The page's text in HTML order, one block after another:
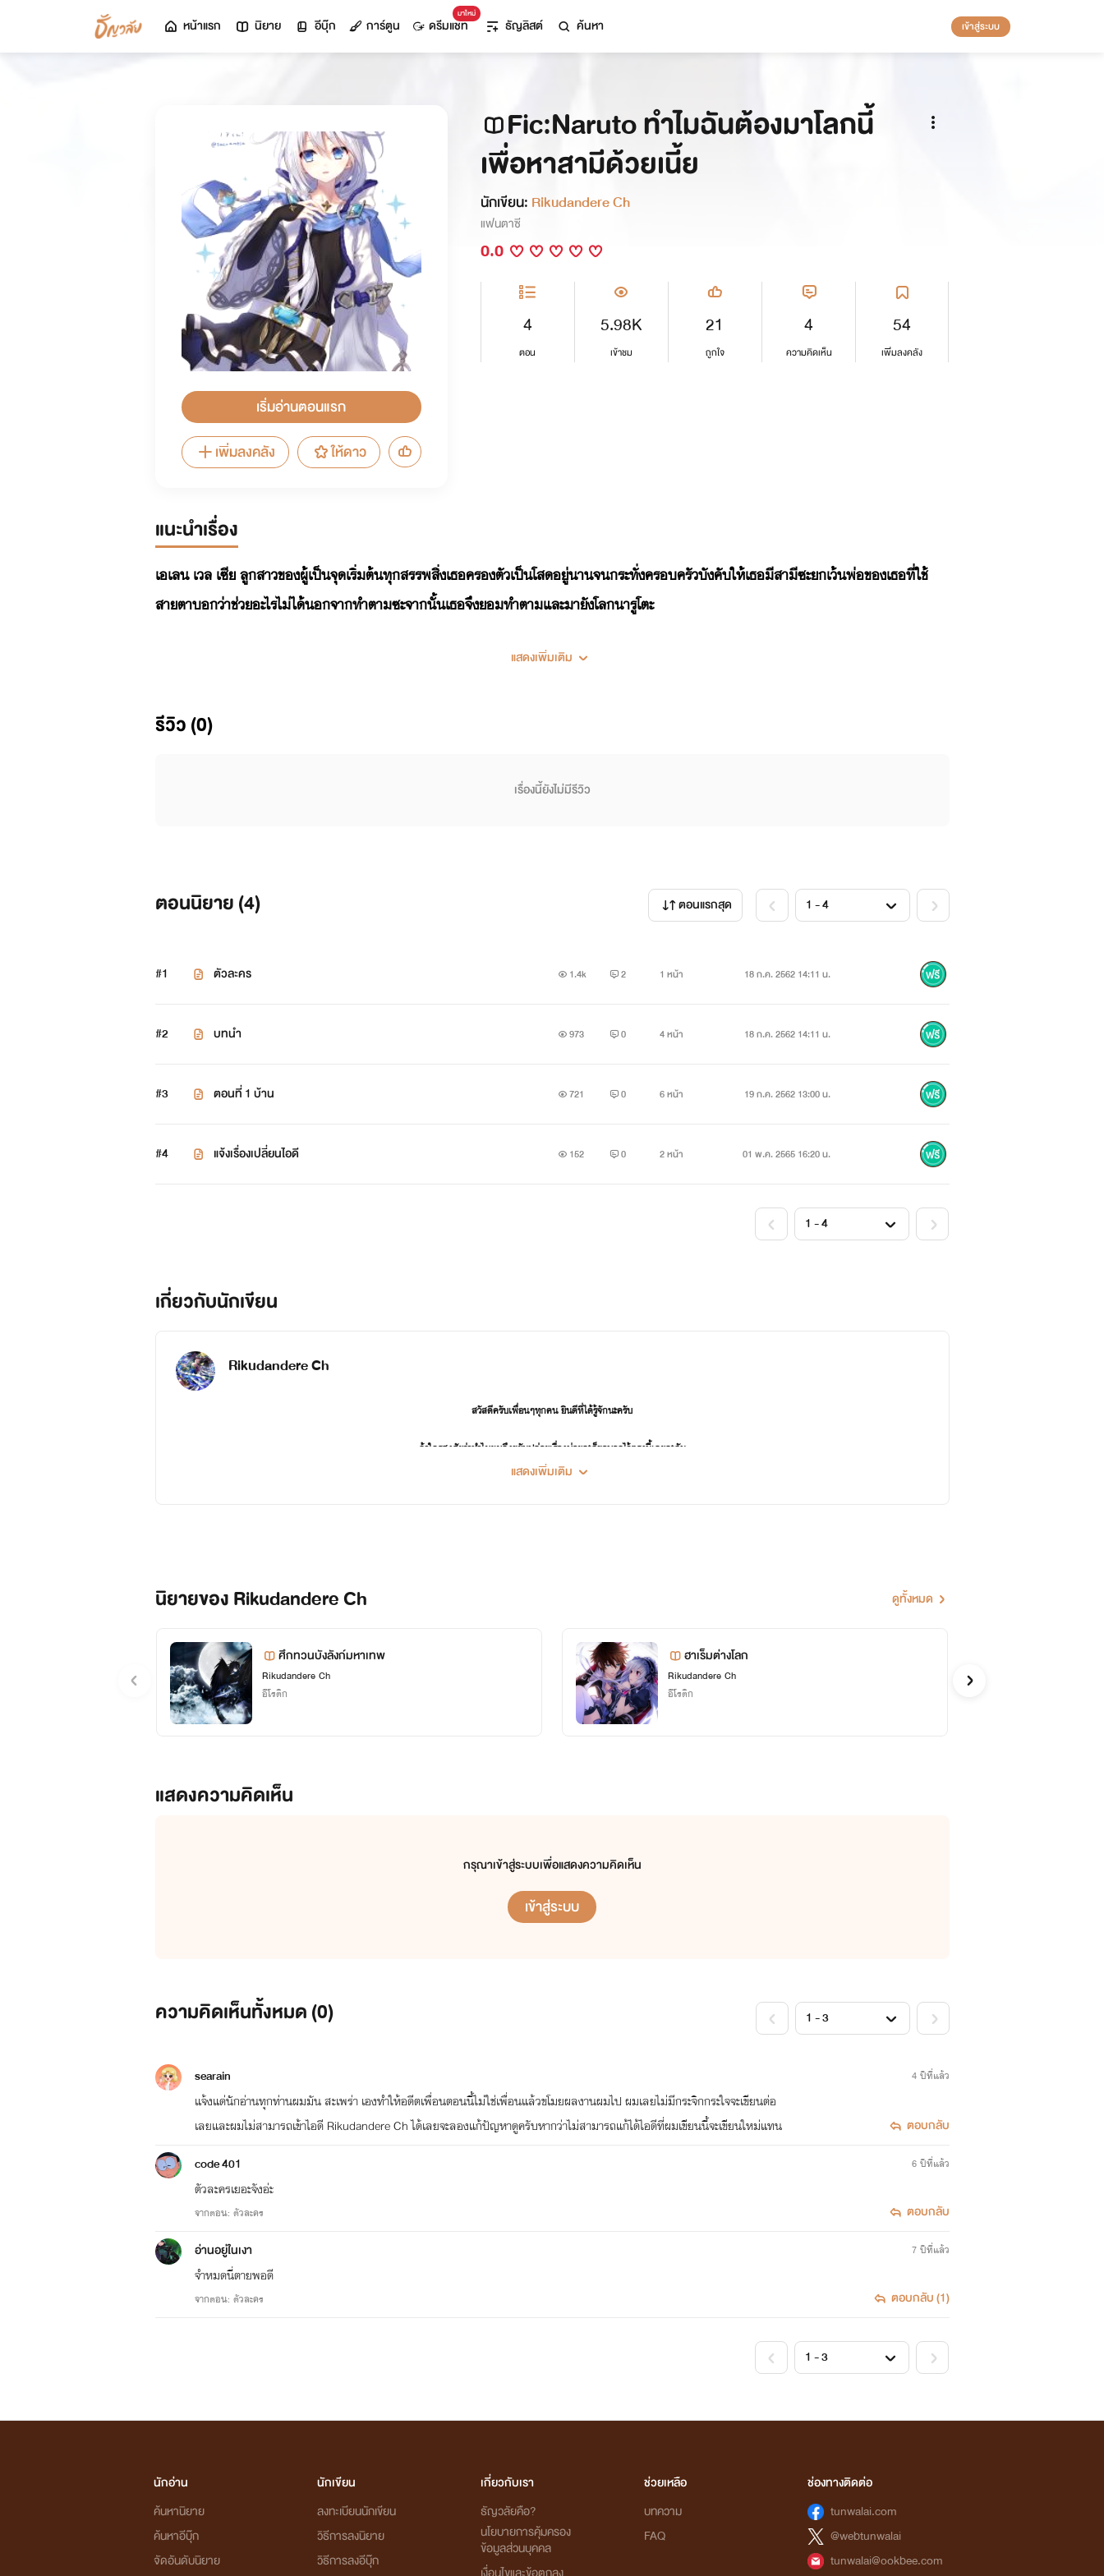
หน้าแรก นิยาย อีบุ๊ก การ์ตูน
มาใหม่
ดรีมแชท ธัญลิสต์ ค้นหา เข้าสู่ระบบ
เริ่มอ่านตอนแรก
เพิ่มลงคลัง
ให้ดาว
Fic:Naruto ทำไมฉันต้องมาโลกนี้
เพื่อหาสามีด้วยเนี้ย
นักเขียน: Rikudandere Ch
แฟนตาซี
0.0
4
ตอน
5.98K
เข้าชม
21
ถูกใจ
4
ความคิดเห็น
54
เพิ่มลงคลัง
แนะนำเรื่อง
เอเลน เวล เซีย ลูกสาวของผู้เป็นจุดเริ่มต้นทุกสรรพสิ่งเธอครองตัวเป็นโสดอยู่นานจนกระทั่งครอบครัวบังคับให้เธอมีสามีซะยกเว้นพ่อของเธอที่ใช้
สายตาบอกว่าช่วยอะไรไม่ได้นอกจากทำตามซะจากนั้นเธอจึงยอมทำตามและมายังโลกนารูโตะ
แสดงเพิ่มเติม
รีวิว (0)
เรื่องนี้ยังไม่มีรีวิว
ตอนนิยาย (4) ตอนแรกสุด
#1 ตัวละคร 1.4k 2 1 หน้า 18 ก.ค. 2562 14:11 น.
#2 บทนำ 973 0 4 หน้า 18 ก.ค. 2562 14:11 น.
#3 ตอนที่ 1 บ้าน 721 0 6 หน้า 19 ก.ค. 2562 13:00 น.
#4 แจ้งเรื่องเปลี่ยนไอดี 152 0 2 หน้า 01 พ.ค. 2565 16:20 น.
เกี่ยวกับนักเขียน
Rikudandere Ch
สวัสดีครับเพื่อนๆทุกคน ยินดีที่ได้รู้จักนะครับ
ถ้าใครสงสัยว่าทำไมผมถึงขยันปล่อยเรื่องบ่อยละก็ขอบอกไว้ตรงนี้เลยละกัน
เขียนอยู่'
ยังไม่ได้เขียน'
ส่วนรายชื่อนิยายที่ผมดรอปอยู่ 'ยังไม่ได้เขียน'
แสดงเพิ่มเติม
นิยายของ Rikudandere Ch ดูทั้งหมด
ศึกทวนบังลังก์มหาเทพ
Rikudandere Ch
อีโรติก
ฮาเร็มต่างโลก
Rikudandere Ch
อีโรติก
แสดงความคิดเห็น
กรุณาเข้าสู่ระบบเพื่อแสดงความคิดเห็น
เข้าสู่ระบบ
ความคิดเห็นทั้งหมด (0)
searain
แจ้งแด่นักอ่านทุกท่านผมมัน สะเพร่า เองทำให้อดีตเพื่อนตอนนี้ไม่ใช่เพื่อนแล้วขโมยผลงานผมไป ผมเลยไม่มีกระจิกกระใจจะเขียนต่อ
เลยและผมไม่สามารถเข้าไอดี Rikudandere Ch ได้เลยจะลองแก้ปัญหาดูครับหากว่าไม่สามารถแก้ได้ไอดีที่ผมเขียนนี้จะเขียนใหม่แทน
4 ปีที่แล้ว
ตอบกลับ
code 401
ตัวละครเยอะจังอ่ะ
จากตอน: ตัวละคร
6 ปีที่แล้ว
ตอบกลับ
อ่านอยู่ในเงา
จำหมดนี่ตายพอดี
จากตอน: ตัวละคร
7 ปีที่แล้ว
ตอบกลับ (1)
นักอ่าน
ค้นหานิยาย
ค้นหาอีบุ๊ก
จัดอันดับนิยาย
นักเขียน
ลงทะเบียนนักเขียน
วิธีการลงนิยาย
วิธีการลงอีบุ๊ก
เกี่ยวกับเรา
ธัญวลัยคือ?
นโยบายการคุ้มครอง
ข้อมูลส่วนบุคคล
ช่วยเหลือ
บทความ
FAQ
ช่องทางติดต่อ
tunwalai.com
@webtunwalai
tunwalai@ookbee.com